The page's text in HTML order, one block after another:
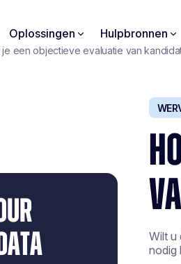
Oplossingen Hulpbronnen
een objectieve evaluatie van
Wilt u
nodig